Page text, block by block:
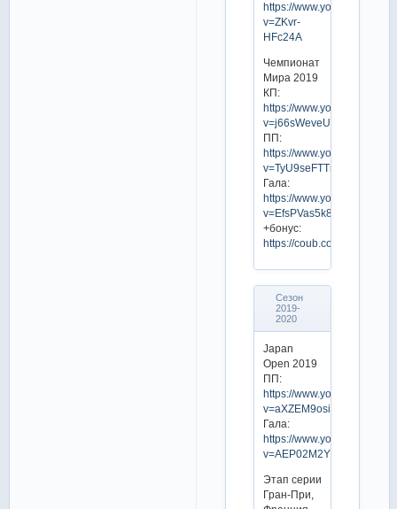
https://www.youtube.com/
v=ZKvr-
HFc24A
Чемпионат
Мира 2019
КП:
https://www.youtube.com/
v=j66sWeveUI4
ПП:
https://www.youtube.com/
v=TyU9seFTTnQ
Гала:
https://www.youtube.com/
v=EfsPVas5k84
+бонус:
https://coub.com/view/
Сезон
2019-
2020
Japan
Open 2019
ПП:
https://www.youtube.com/
v=aXZEM9osim4
Гала:
https://www.youtube.com/
v=AEP02M2YVZo
Этап серии
Гран-При,